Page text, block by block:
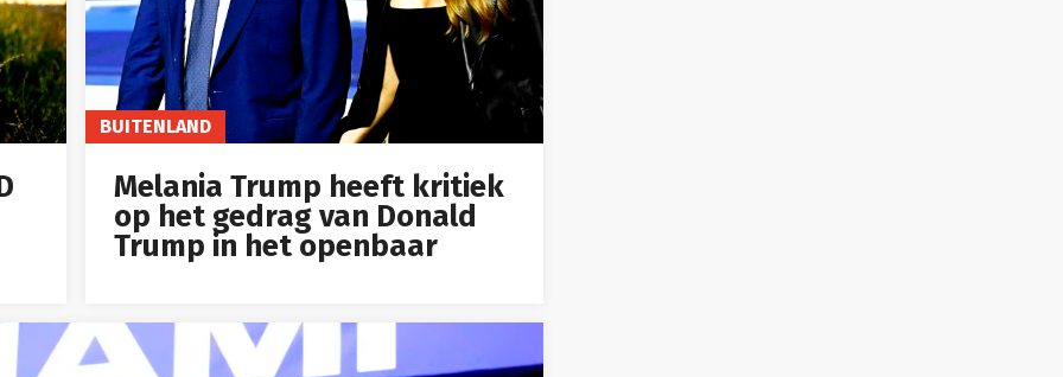
BUITENLAND
Melania Trump heeft kritiek
op het gedrag van Donald
Trump in het openbaar